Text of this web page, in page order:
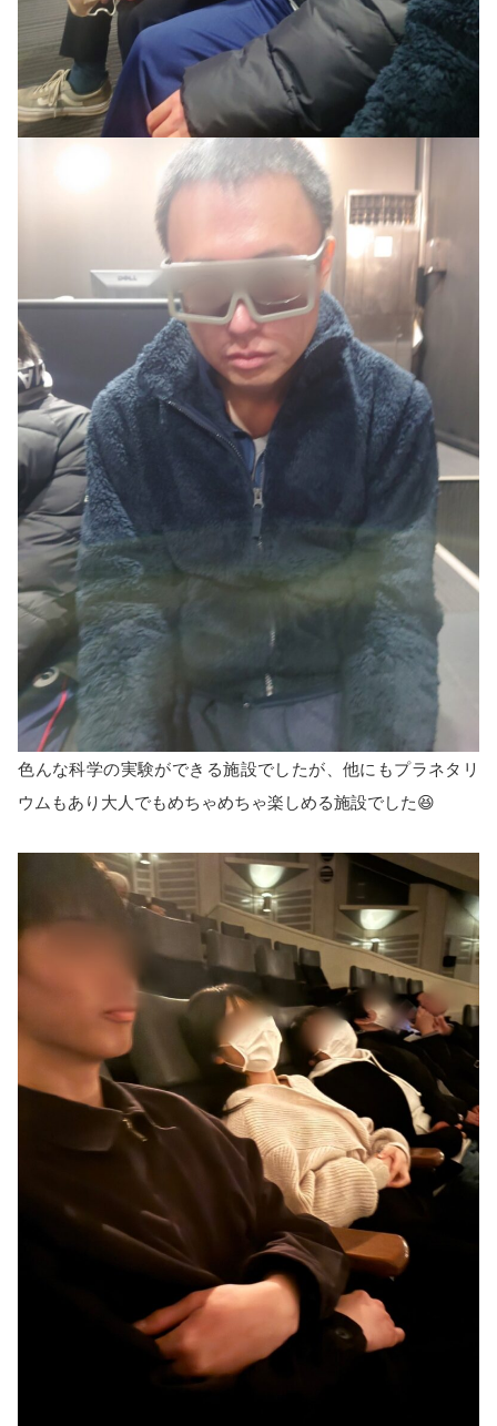
色んな科学の実験ができる施設でしたが、他にもプラネタリ
ウムもあり大人でもめちゃめちゃ楽しめる施設でした😆